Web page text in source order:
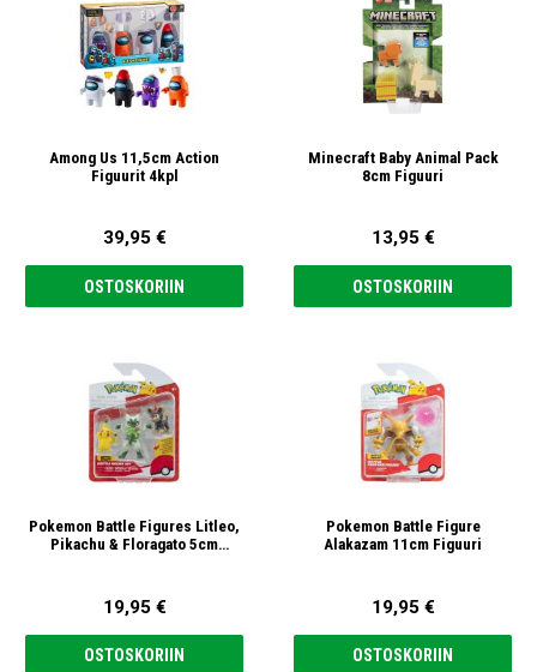
Among Us 11,5cm Action
Figuurit 4kpl
39,95 €
OSTOSKORIIN
Minecraft Baby Animal Pack
8cm Figuuri
13,95 €
OSTOSKORIIN
Pokemon Battle Figures Litleo,
Pikachu & Floragato 5cm
19,95 €
OSTOSKORIIN
Pokemon Battle Figure
Alakazam 11cm Figuuri
19,95 €
OSTOSKORIIN